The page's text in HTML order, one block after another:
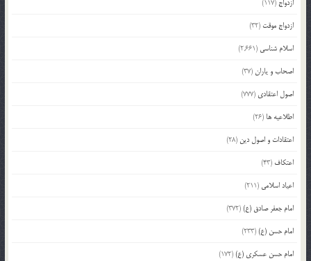
ازدواج (117)
ازدواج موقت (32)
اسلام شناسی (2,661)
اصحاب و یاران(37)
اصول اعتقادی (777)
اطلاعیه ها (26)
اعتقادات و اصول دین (28)
اعتکاف (43)
اعیاد اسلامی (211)
امام جعفر صادق (ع)(372)
امام حسن (ع)(233)
امام حسن عسکری (ع)(172)